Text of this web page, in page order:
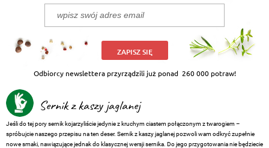
ZAPISZ SIĘ
Odbiorcy newslettera przyrządzili już ponad 260 000 potraw!
Sernik z kaszy jaglanej
Jeśli do tej pory sernik kojarzyliście jedynie z kruchym ciastem połączonym z twarogiem –
spróbujcie naszego przepisu na ten deser. Sernik z kaszy jaglanej pozwoli wam odkryć zupełnie
nowe smaki, nawiązujące jednak do klasycznej wersji sernika. Do jego przygotowania nie będziecie